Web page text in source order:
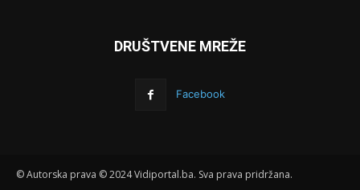
DRUŠTVENE MREŽE
Facebook
© Autorska prava © 2024 Vidiportal.ba. Sva prava pridržana.